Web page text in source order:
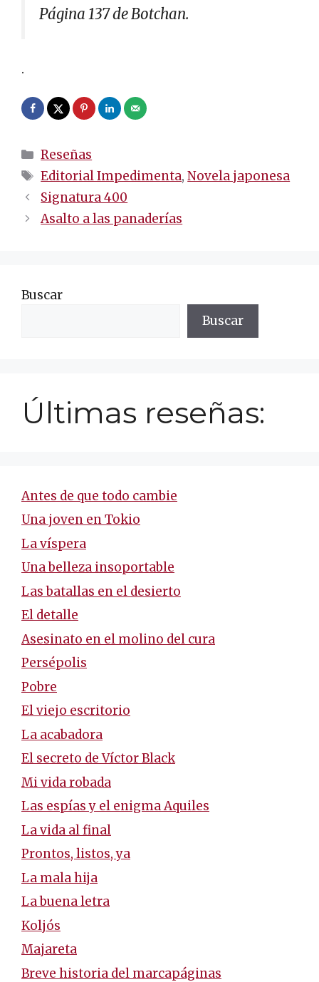
Página 137 de Botchan.
.
Categorías
Reseñas
Etiquetas
Editorial Impedimenta,Novela japonesa
Navegación
de
entradas
Signatura 400
Asalto a las panaderías
Buscar
Buscar
Últimas reseñas:
Antes de que todo cambie
Una joven en Tokio
La víspera
Una belleza insoportable
Las batallas en el desierto
El detalle
Asesinato en el molino del cura
Persépolis
Pobre
El viejo escritorio
La acabadora
El secreto de Víctor Black
Mi vida robada
Las espías y el enigma Aquiles
La vida al final
Prontos, listos, ya
La mala hija
La buena letra
Koljós
Majareta
Breve historia del marcapáginas